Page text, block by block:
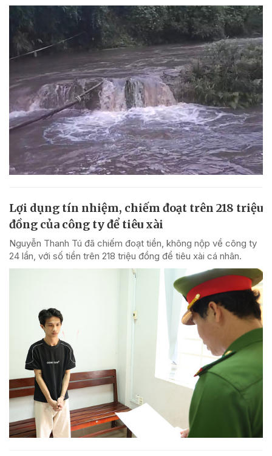
Lợi dụng tín nhiệm, chiếm đoạt trên 218 triệu
đồng của công ty để tiêu xài
Nguyễn Thanh Tú đã chiếm đoạt tiền, không nộp về công ty
24 lần, với số tiền trên 218 triệu đồng để tiêu xài cá nhân.